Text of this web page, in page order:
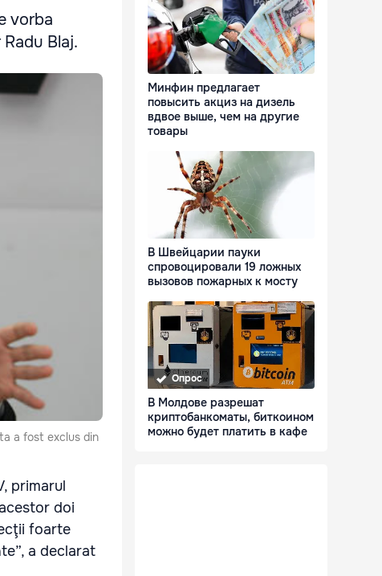
vorba
Blaj.
a fost exclus din
primarul
doi
foarte
a declarat
Минфин предлагает
повысить акциз на дизель
вдвое выше, чем на другие
товары
В Швейцарии пауки
спровоцировали 19 ложных
вызовов пожарных к мосту
Опрос
В Молдове разрешат
криптобанкоматы, биткоином
можно будет платить в кафе